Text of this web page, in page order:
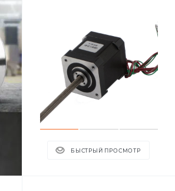
БЫСТРЫЙ ПРОСМОТР